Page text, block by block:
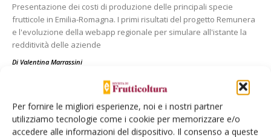
Per fornire le migliori esperienze, noi e i nostri partner
utilizziamo tecnologie come i cookie per memorizzare e/o
accedere alle informazioni del dispositivo. Il consenso a queste
Presentazione dei costi di produzione delle principali specie
frutticole in Emilia-Romagna. I primi risultati del progetto Remunera
e l'evoluzione della webapp regionale per simulare all'istante la
redditività delle aziende
Di Valentina Marrassini
ECONOMIA E POLITICA 21 Luglio 2026
Tea, una grande opportunità